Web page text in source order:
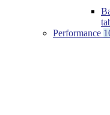
Performance